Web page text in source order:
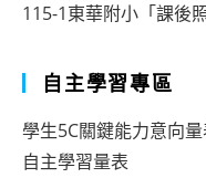
115-1東華附小「課後
自主學習專區
學生5C關鍵能力意向
自主學習量表